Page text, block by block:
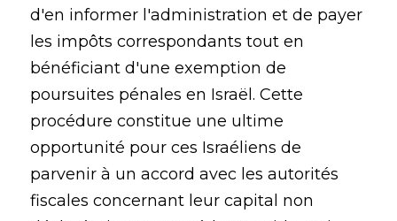
d'en informer l'administration et de payer
les impôts correspondants tout en
bénéficiant d'une exemption de
poursuites pénales en Israël. Cette
procédure constitue une ultime
opportunité pour ces Israéliens de
parvenir à un accord avec les autorités
fiscales concernant leur capital non